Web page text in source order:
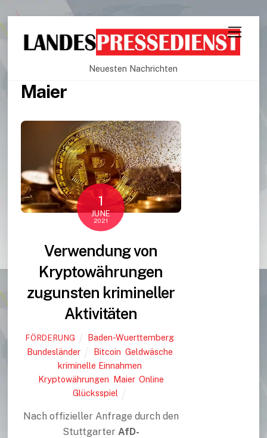
Neuesten Nachrichten
Maier
1
JUNE
2021
Verwendung von
Kryptowährungen
zugunsten krimineller
Aktivitäten
FÖRDERUNG Baden-Wuerttemberg,
Bundesländer
Bitcoin Geldwäsche
kriminelle Einnahmen
Kryptowährungen Maier, Online
Glücksspiel
Nach offizieller Anfrage durch den
Stuttgarter AfD-